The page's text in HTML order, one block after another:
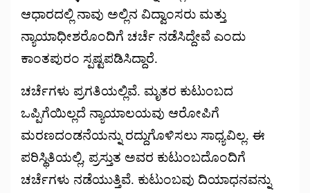
ಆಧಾರದಲ್ಲಿ ನಾವು ಅಲ್ಲಿನ ವಿದ್ವಾಂಸರು ಮತ್ತು
ನ್ಯಾಯಾಧೀಶರೊಂದಿಗೆ ಚರ್ಚೆ ನಡೆಸಿದ್ದೇವೆ ಎಂದು
ಕಾಂತಪುರಂ ಸ್ಪಷ್ಟಪಡಿಸಿದ್ದಾರೆ.
ಚರ್ಚೆಗಳು ಪ್ರಗತಿಯಲ್ಲಿವೆ. ಮೃತರ ಕುಟುಂಬದ
ಒಪ್ಪಿಗೆಯಿಲ್ಲದೆ ನ್ಯಾಯಾಲಯವು ಆರೋಪಿಗೆ
ಮರಣದಂಡನೆಯನ್ನು ರದ್ದುಗೊಳಿಸಲು ಸಾಧ್ಯವಿಲ್ಲ. ಈ
ಪರಿಸ್ಥಿತಿಯಲ್ಲಿ, ಪ್ರಸ್ತುತ ಅವರ ಕುಟುಂಬದೊಂದಿಗೆ
ಚರ್ಚೆಗಳು ನಡೆಯುತ್ತಿವೆ. ಕುಟುಂಬವು ದಿಯಾಧನವನ್ನು